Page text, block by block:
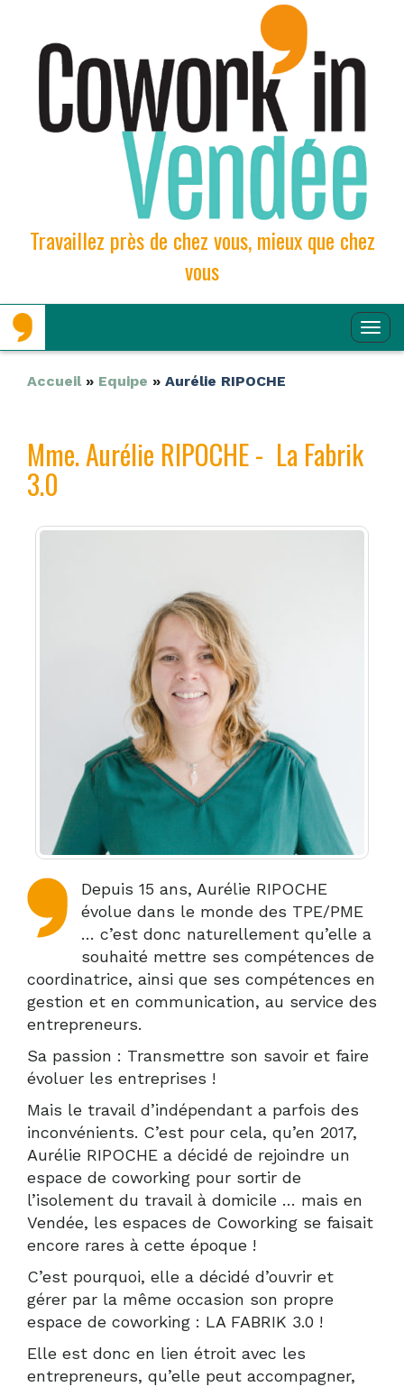
Travaillez près de chez vous, mieux que chez
vous
la
contenu
principal
contenu
secondaire
Accueil» Equipe » Aurélie RIPOCHE
Mme.Aurélie RIPOCHE- La Fabrik
3.0
Depuis 15 ans, Aurélie RIPOCHE
évolue dans le monde des TPE/PME
… c’est donc naturellement qu’elle a
souhaité mettre ses compétences de
coordinatrice, ainsi que ses compétences en
gestion et en communication, au service des
entrepreneurs.
Sa passion : Transmettre son savoir et faire
évoluer les entreprises !
Mais le travail d’indépendant a parfois des
inconvénients. C’est pour cela, qu’en 2017,
Aurélie RIPOCHE a décidé de rejoindre un
espace de coworking pour sortir de
l’isolement du travail à domicile … mais en
Vendée, les espaces de Coworking se faisait
encore rares à cette époque !
C’est pourquoi, elle a décidé d’ouvrir et
gérer par la même occasion son propre
espace de coworking : LA FABRIK 3.0 !
Elle est donc en lien étroit avec les
entrepreneurs, qu’elle peut accompagner,